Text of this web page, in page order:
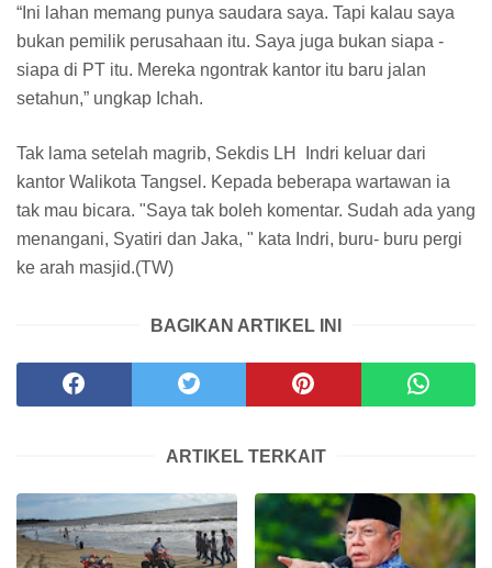
“Ini lahan memang punya saudara saya. Tapi kalau saya
bukan pemilik perusahaan itu. Saya juga bukan siapa -
siapa di PT itu. Mereka ngontrak kantor itu baru jalan
setahun,” ungkap Ichah.
Tak lama setelah magrib, Sekdis LH Indri keluar dari
kantor Walikota Tangsel. Kepada beberapa wartawan ia
tak mau bicara. "Saya tak boleh komentar. Sudah ada yang
menangani, Syatiri dan Jaka, " kata Indri, buru- buru pergi
ke arah masjid.(TW)
BAGIKAN ARTIKEL INI
ARTIKEL TERKAIT